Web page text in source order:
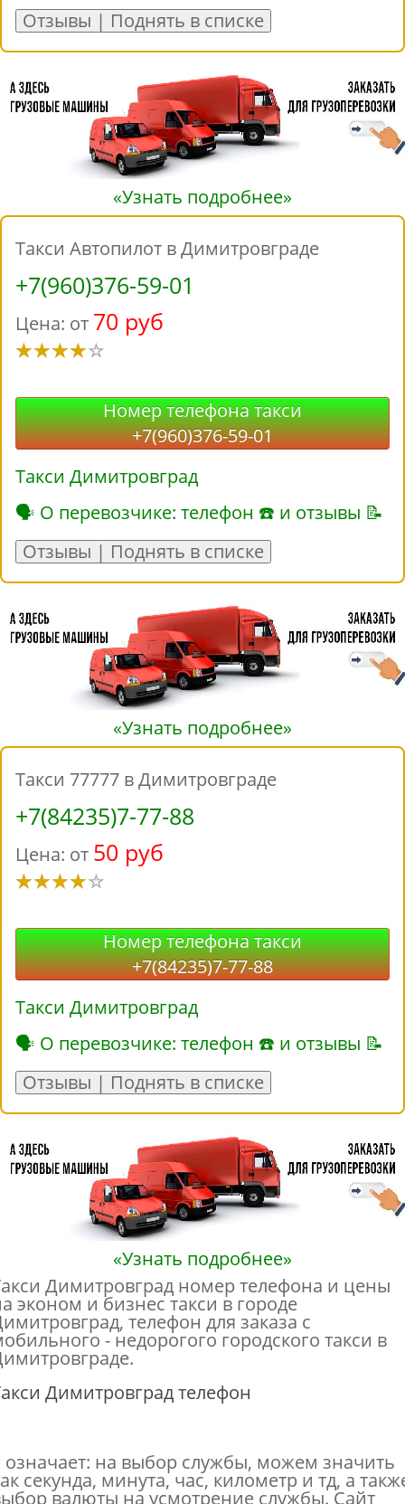
Отзывы | Поднять в списке
«Узнать подробнее»
Такси Автопилот в Димитровграде
+7(960)376-59-01
Цена: от 70 руб
Номер телефона такси
+7(960)376-59-01
Такси Димитровград
🗣 О перевозчике: телефон ☎ и отзывы 📝
Отзывы | Поднять в списке
«Узнать подробнее»
Такси 77777 в Димитровграде
+7(84235)7-77-88
Цена: от 50 руб
Номер телефона такси
+7(84235)7-77-88
Такси Димитровград
🗣 О перевозчике: телефон ☎ и отзывы 📝
Отзывы | Поднять в списке
«Узнать подробнее»
Димитровград номер телефона и цены
эконом и бизнес такси в городе
телефон для заказа с
- недорогого городского такси в
Димитровград телефон
на выбор службы, можем значить
секунда, минута, час, километр и тд, а
валюты на усмотрение службы. Сайт